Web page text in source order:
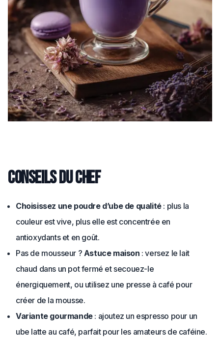
Conseils du chef
Choisissez une poudre d’ube de qualité: plus la
couleur est vive, plus elle est concentrée en
antioxydants et en goût.
Pas de mousseur ? Astuce maison : versez le lait
chaud dans un pot fermé et secouez-le
énergiquement, ou utilisez une presse à café pour
créer de la mousse.
Variante gourmande: ajoutez un espresso pour un
ube latte au café, parfait pour les amateurs de caféine.